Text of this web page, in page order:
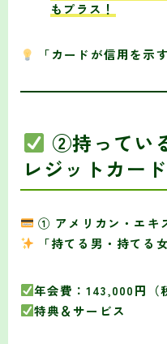
もプラス！
「カードが信用を示
②持ってい
レジットカー
① アメリカン・エキ
「持てる男・持てる
年会費：143,000円（
特典＆サービス